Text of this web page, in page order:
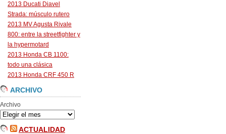
2013 Ducati Diavel
Strada: músculo rutero
2013 MV Agusta Rivale
800: entre la streetfighter y
la hypermotard
2013 Honda CB 1100:
todo una clásica
2013 Honda CRF 450 R
ARCHIVO
Archivo
ACTUALIDAD